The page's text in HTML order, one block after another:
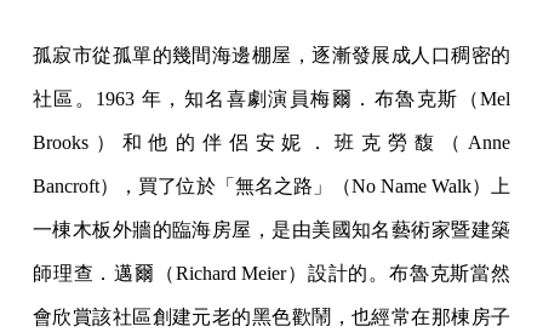
孤寂市從孤單的幾間海邊棚屋，逐漸發展成人口稠密的
社區。1963 年，知名喜劇演員梅爾．布魯克斯（Mel
Brooks）和他的伴侶安妮．班克勞馥（Anne
Bancroft），買了位於「無名之路」（No Name Walk）上
一棟木板外牆的臨海房屋，是由美國知名藝術家暨建築
師理查．邁爾（Richard Meier）設計的。布魯克斯當然
會欣賞該社區創建元老的黑色歡鬧，也經常在那棟房子